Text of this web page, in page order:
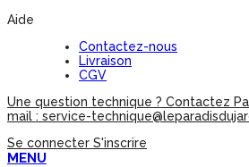
Aide
Contactez-nous
Livraison
CGV
Une question technique ? Contactez
mail : service-
Se connecter S'inscrire
MENU